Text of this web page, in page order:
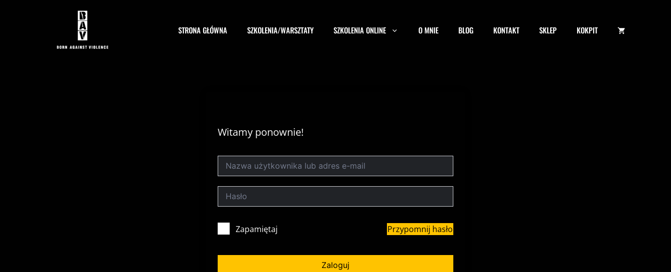
STRONA GŁÓWNA SZKOLENIA/WARSZTATY SZKOLENIA ONLINE O MNIE BLOG KONTAKT SKLEP KOKPIT
Witamy ponownie!
Zapamiętaj Przypomnij hasło
Zaloguj